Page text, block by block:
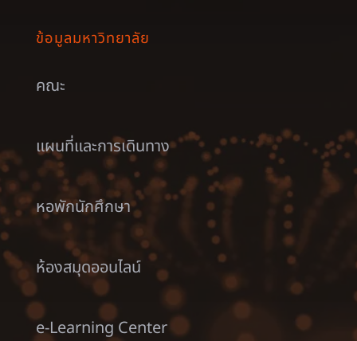
ข้อมูลมหาวิทยาลัย
คณะ
แผนที่และการเดินทาง
หอพักนักศึกษา
ห้องสมุดออนไลน์
e-Learning Center